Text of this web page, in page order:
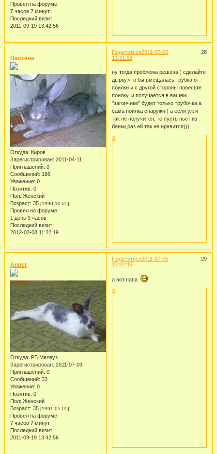
Провел на форуме:
7 часов 7 минут
Последний визит:
2011-09-19 13:42:56
Поделиться 28
2011-07-05
13:31:52
Настёна
Откуда: Киров
Зарегистрирован: 2011-04-11
Приглашений: 0
Сообщений: 196
Уважение: 0
Позитив: 0
Пол: Женский
Возраст: 35 [1990-10-25]
Провел на форуме:
1 день 9 часов
Последний визит:
2012-03-08 11:22:19
ну тогда проблема решена:) сделайте
дырку,что бы вмещалась трубка от
поилки и с другой стороны повесьте
поилку. и получается в вашем
"загончике" будет только трубочка,а
сама поилка снаружи:) а если уж и
так не получится, то пусть пьёт из
банки,раз ей так не нравится)))
0
Поделиться 29
2011-07-05
13:32:45
Annet
Откуда: РБ Мелеуз
Зарегистрирован: 2011-07-03
Приглашений: 0
Сообщений: 33
Уважение: 0
Позитив: 0
Пол: Женский
Возраст: 35 [1991-05-05]
Провел на форуме:
7 часов 7 минут
Последний визит:
2011-09-19 13:42:56
а вот папа
0